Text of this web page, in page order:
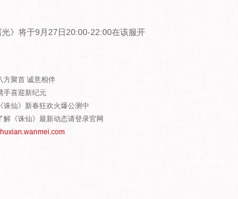
》将于9月27日20:00-22:00在该服开
方聚首 诚意相伴
手喜迎新纪元
《诛仙》新春狂欢火爆公测中
解《诛仙》最新动态请登录官网